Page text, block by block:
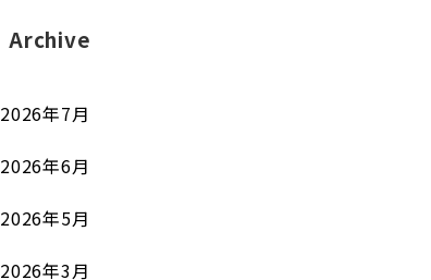
Archive
2026年7月
2026年6月
2026年5月
2026年3月